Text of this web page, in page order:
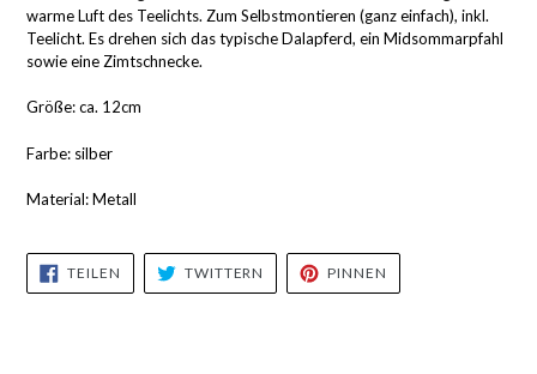
warme Luft des Teelichts. Zum Selbstmontieren (ganz einfach), inkl.
Teelicht. Es drehen sich das typische Dalapferd, ein Midsommarpfahl
sowie eine Zimtschnecke.
Größe: ca. 12cm
Farbe: silber
Material: Metall
TEILEN
FACEBOOK
TEILEN
TWITTERN
TWITTER
TWITTERN
PINNEN
PINNEN